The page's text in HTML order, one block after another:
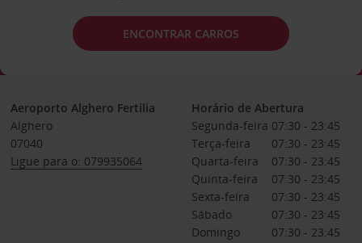
ENCONTRAR CARROS
Aeroporto Alghero Fertilia
Alghero
07040
Ligue para o: 079935064
Horário de Abertura
Segunda-feira 07:30 - 23:45
Terça-feira
07:30 - 23:45
Quarta-feira
07:30 - 23:45
Quinta-feira
07:30 - 23:45
Sexta-feira
07:30 - 23:45
Sábado
07:30 - 23:45
Domingo
07:30 - 23:45